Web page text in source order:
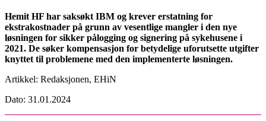
Hemit HF har saksøkt IBM og krever erstatning for
ekstrakostnader på grunn av vesentlige mangler i den nye
løsningen for sikker pålogging og signering på sykehusene i
2021. De søker kompensasjon for betydelige uforutsette utgifter
knyttet til problemene med den implementerte løsningen.
Artikkel: Redaksjonen, EHiN
Dato: 31.01.2024